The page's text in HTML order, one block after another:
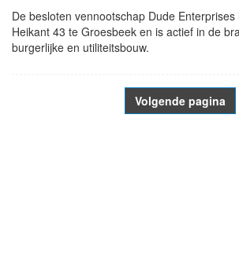
De besloten vennootschap Dude
Heikant 43 te Groesbeek en is actief in de
burgerlijke en utiliteitsbouw.
Volgende pagina